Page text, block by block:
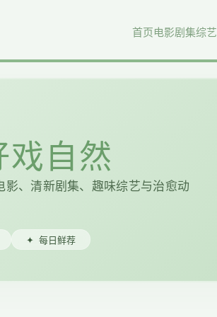
首页电影剧集综艺
戏自然
、清新剧集、趣味综艺与治愈动
✦ 每日鲜荐